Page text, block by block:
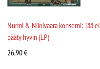
Nurmi & Niinivaara konserni: Tää ei
pääty hyvin (LP)
26,90€